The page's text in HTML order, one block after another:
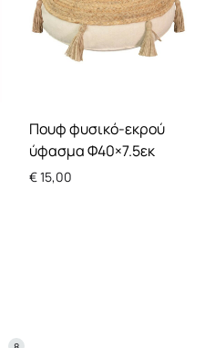
Πουφ φυσικό-εκρού
ύφασμα Φ40×7.5εκ
€15,00